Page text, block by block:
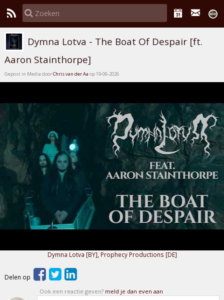
Dymna Lotva - The Boat Of Despair [ft.
Aaron Stainthorpe]
Gepost in Media doorChris van der Aa op 19-06-2026
Dymna Lotva [BY] Prophecy Productions [DE]
Delen op
Ook een reactie geven? meld je dan even aan